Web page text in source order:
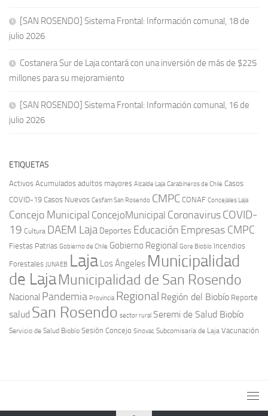
[SAN ROSENDO] Sistema Frontal: Información comunal, 18 de
julio 2026
Costanera Sur de Laja contará con una inversión de más de $225
millones para su mejoramiento
[SAN ROSENDO] Sistema Frontal: Información comunal, 16 de
julio 2026
ETIQUETAS
Activos Acumulados adultos mayores Alcalde Laja Carabineros de Chile Casos
COVID-19 Casos Nuevos Cesfam San Rosendo CMPC CONAF Concejales Laja
Concejo Municipal ConcejoMunicipal CoronavirusCOVID-
19 Cultura DAEM Laja Deportes Educación Empresas CMPC
Fiestas Patrias Gobierno de Chile Gobierno Regional Gore Biobío Incendios
Forestales JUNAEB Laja Los Ángeles Municipalidad
de LajaMunicipalidad de San Rosendo
Nacional Pandemia Provincia Regional Región del Biobío Reporte
salud San Rosendo sector rural Seremi de Salud Biobío
Servicio de Salud Biobío Sesión Concejo Sinovac Subcomisaría de Laja Vacunación